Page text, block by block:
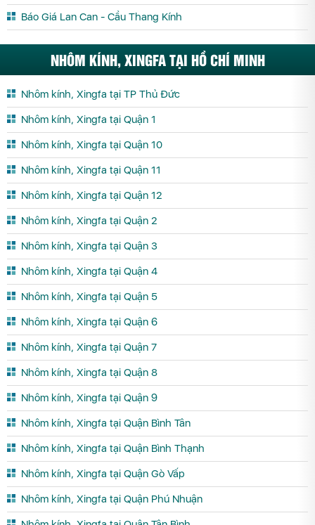
Báo Giá Lan Can - Cầu Thang Kính
NHÔM KÍNH, XINGFA TẠI HỒ CHÍ MINH
Nhôm kính, Xingfa tại TP Thủ Đức
Nhôm kính, Xingfa tại Quận 1
Nhôm kính, Xingfa tại Quận 10
Nhôm kính, Xingfa tại Quận 11
Nhôm kính, Xingfa tại Quận 12
Nhôm kính, Xingfa tại Quận 2
Nhôm kính, Xingfa tại Quận 3
Nhôm kính, Xingfa tại Quận 4
Nhôm kính, Xingfa tại Quận 5
Nhôm kính, Xingfa tại Quận 6
Nhôm kính, Xingfa tại Quận 7
Nhôm kính, Xingfa tại Quận 8
Nhôm kính, Xingfa tại Quận 9
Nhôm kính, Xingfa tại Quận Bình Tân
Nhôm kính, Xingfa tại Quận Bình Thạnh
Nhôm kính, Xingfa tại Quận Gò Vấp
Nhôm kính, Xingfa tại Quận Phú Nhuận